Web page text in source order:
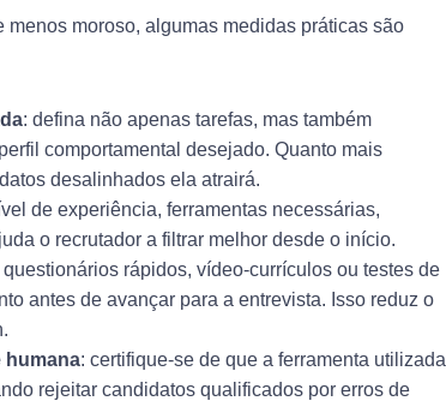
moroso, algumas medidas práticas são
: defina não apenas tarefas, mas também
comportamental desejado. Quanto mais
desalinhados ela atrairá.
de experiência, ferramentas necessárias,
o recrutador a filtrar melhor desde o início.
questionários rápidos, vídeo-currículos ou testes de
antes de avançar para a entrevista. Isso reduz o
humana: certifique-se de que a ferramenta utilizada
rejeitar candidatos qualificados por erros de